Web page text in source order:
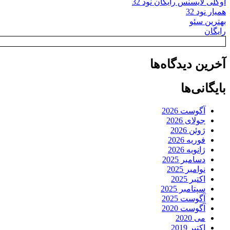
همیار نود 32
بهترین سئو
رایگان
آخرین دیدگاه‌ها
بایگانی‌ها
آگوست 2026
جولای 2026
ژوئن 2026
فوریه 2026
ژانویه 2026
دسامبر 2025
نوامبر 2025
اکتبر 2025
سپتامبر 2025
آگوست 2025
آگوست 2020
می 2020
اکتبر 2019